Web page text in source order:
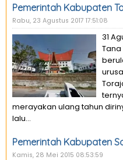
Pemerintah Kabupaten
Rabu, 23 Agustus 2017 17:51:08
31
Tana
merayakan ulang tahun
lalu...
Pemerintah Kabupaten
Kamis, 28 Mei 2015 08:53:59